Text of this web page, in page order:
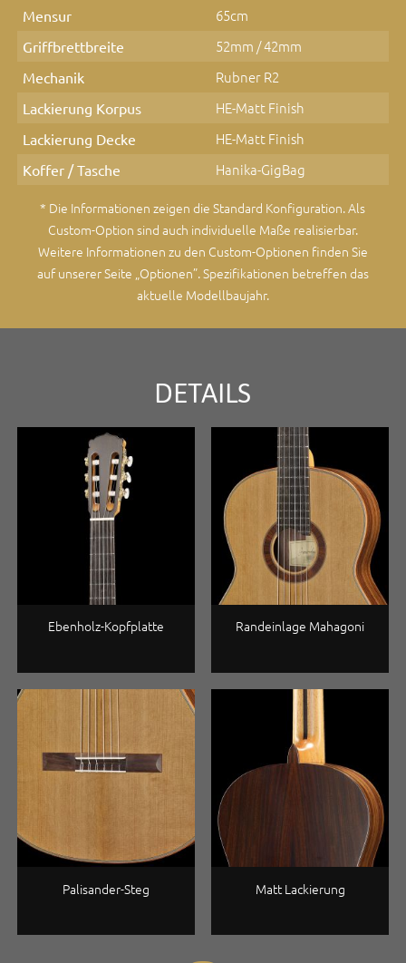
Mensur 65cm
Griffbrettbreite 52mm / 42mm
Mechanik Rubner R2
Lackierung Korpus HE-Matt Finish
Lackierung Decke HE-Matt Finish
Koffer / Tasche Hanika-GigBag
* Die Informationen zeigen die Standard Konfiguration. Als
Custom-Option sind auch individuelle Maße realisierbar.
Weitere Informationen zu den Custom-Optionen finden Sie
auf unserer Seite „Optionen”. Spezifikationen betreffen das
aktuelle Modellbaujahr.
DETAILS
Ebenholz-Kopfplatte Randeinlage Mahagoni
Palisander-Steg Matt Lackierung